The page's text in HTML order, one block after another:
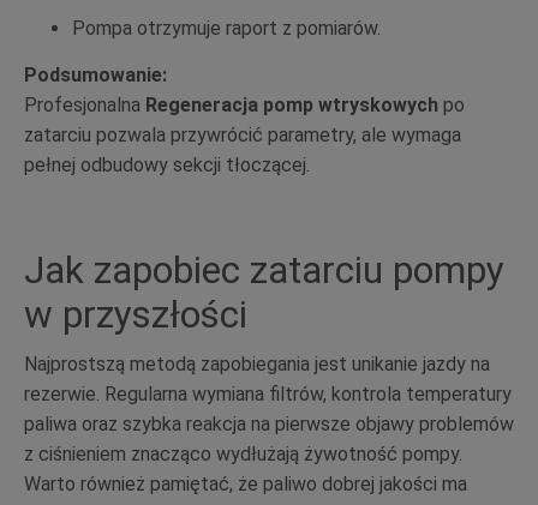
Pompa otrzymuje raport z pomiarów.
Podsumowanie:
Profesjonalna Regeneracja pomp wtryskowych po
zatarciu pozwala przywrócić parametry, ale wymaga
pełnej odbudowy sekcji tłoczącej.
Jak zapobiec zatarciu pompy
w przyszłości
Najprostszą metodą zapobiegania jest unikanie jazdy na
rezerwie. Regularna wymiana filtrów, kontrola temperatury
paliwa oraz szybka reakcja na pierwsze objawy problemów
z ciśnieniem znacząco wydłużają żywotność pompy.
Warto również pamiętać, że paliwo dobrej jakości ma